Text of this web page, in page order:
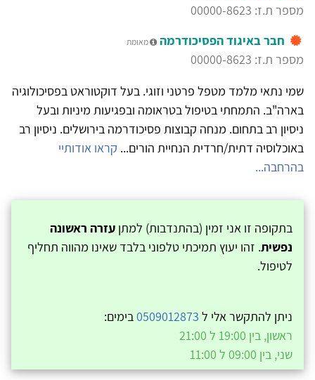
מספר ת.ז: 00000-8623
חבר באיגוד הפסיכודרמה
מאומת
מספר ת.ז: 00000-8623
שמי נתאי מלמד מטפל פרטני וזוגי. בעל דוקטוראט בפסיכולוגיה
בארה"ב. התמחתי בטיפול בטראומה ובפגיעות מיניות ובעל
ניסיון רב בתחום. מנחה קבוצות פסיכודרמה בירושלים. ניסיון רב
באוכלוסיה דתית/חרדית הנחיית הורים... קראו אודותיי
בהרחבה...
בתקופה זו אני זמין (בהתנדבות) למתן עזרה ראשונה
נפשית. זהו יעוץ תמיכתי טלפוני בלבד שאינו מהווה תחליף
לטיפול.
ניתן להתקשר אלי ל 0509012873בימים:
ראשון, בין 19:00 ל 21:00
שני, בין 09:00 ל 11:00